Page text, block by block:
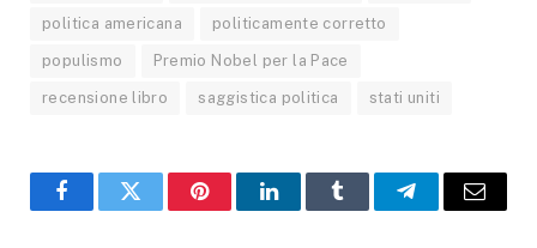
politica americana politicamente corretto
populismo Premio Nobel per la Pace
recensione libro saggistica politica stati uniti
Facebook
X PinterestLinkedInTumblr TelegramEmail